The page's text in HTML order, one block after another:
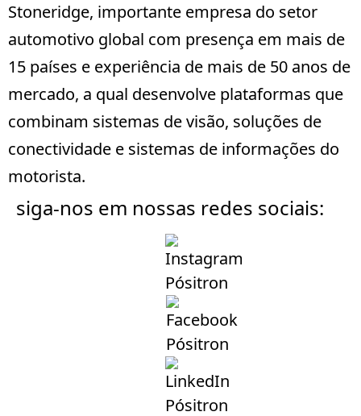
Stoneridge, importante empresa do setor
automotivo global com presença em mais de
15 países e experiência de mais de 50 anos de
mercado, a qual desenvolve plataformas que
combinam sistemas de visão, soluções de
conectividade e sistemas de informações do
motorista.
siga-nos em nossas redes sociais: